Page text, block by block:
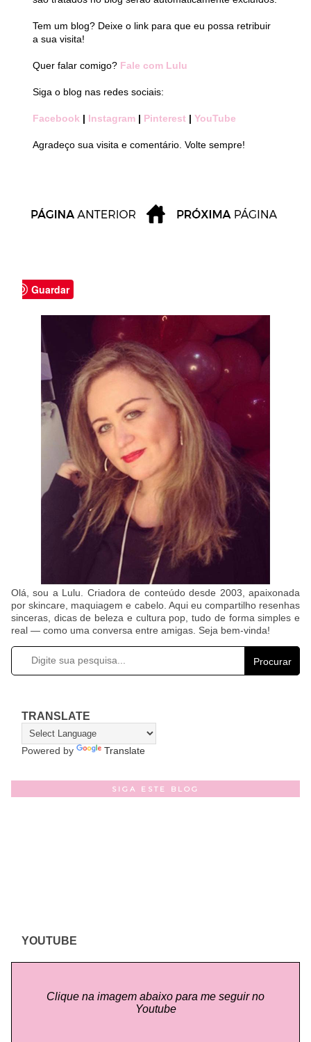
Tem um blog? Deixe o link para que eu possa retribuir
a sua visita!
Quer falar comigo? Fale com Lulu
Siga o blog nas redes sociais:
Facebook | Instagram | Pinterest | YouTube
Agradeço sua visita e comentário. Volte sempre!
Guardar
Olá, sou a Lulu. Criadora de conteúdo desde 2003, apaixonada
por skincare, maquiagem e cabelo. Aqui eu compartilho resenhas
sinceras, dicas de beleza e cultura pop, tudo de forma simples e
real — como uma conversa entre amigas. Seja bem-vinda!
Procurar
TRANSLATE
Powered by Translate
SIGA ESTE BLOG
YOUTUBE
Clique na imagem abaixo para me seguir no
Youtube